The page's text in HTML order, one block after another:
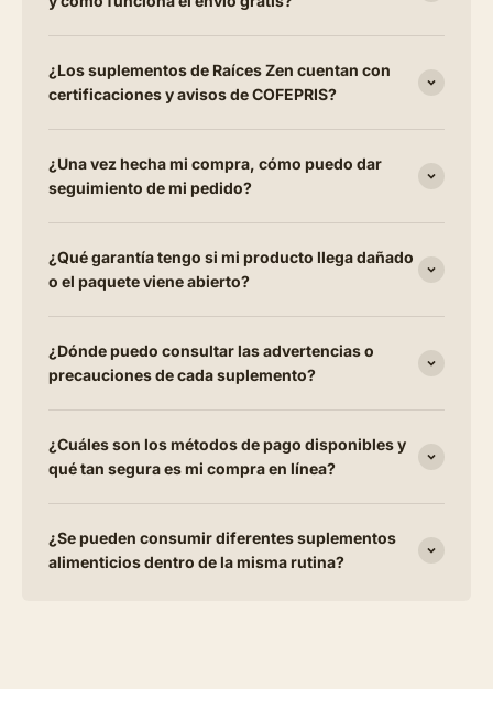
¿Los suplementos de Raíces Zen cuentan con
certificaciones y avisos de COFEPRIS?
¿Una vez hecha mi compra, cómo puedo dar
seguimiento de mi pedido?
¿Qué garantía tengo si mi producto llega dañado
o el paquete viene abierto?
¿Dónde puedo consultar las advertencias o
precauciones de cada suplemento?
¿Cuáles son los métodos de pago disponibles y
qué tan segura es mi compra en línea?
¿Se pueden consumir diferentes suplementos
alimenticios dentro de la misma rutina?